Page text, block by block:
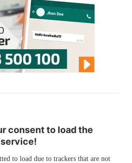
consent to load the
service!
to load due to trackers that are not